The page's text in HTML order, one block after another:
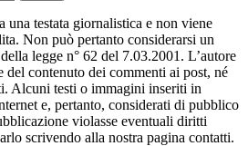
una testata giornalistica e non viene
Non può pertanto considerarsi un
legge n° 62 del 7.03.2001. L’autore
del contenuto dei commenti ai post, né
Alcuni testi o immagini inseriti in
e, pertanto, considerati di pubblico
violasse eventuali diritti
scrivendo alla nostra pagina contatti.